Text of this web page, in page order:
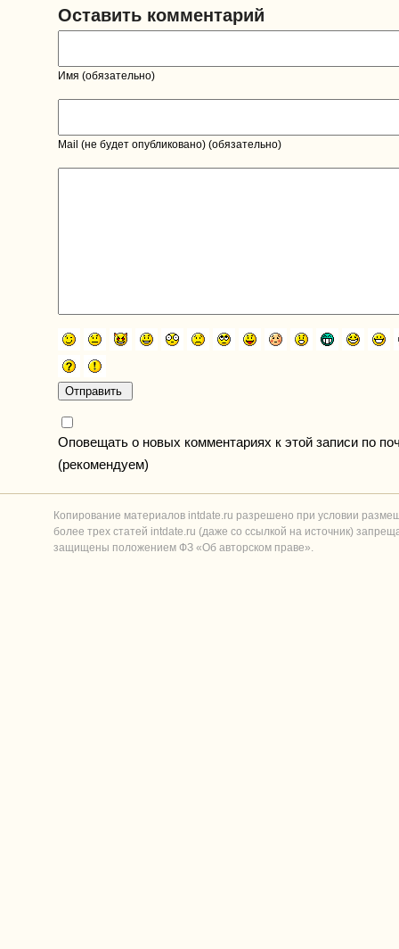
Оставить комментарий
Имя (обязательно)
Mail (не будет опубликовано) (обязательно)
Оповещать о новых комментариях к этой записи по
(рекомендуем)
Копирование материалов intdate.ru разрешено при условии
более трех статей intdate.ru (даже со ссылкой на источник)
защищены положением ФЗ «Об авторском праве».